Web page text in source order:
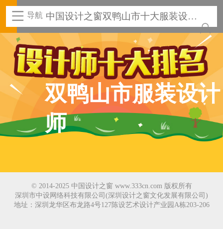
导航 中国设计之窗双鸭山市十大服装设计
师
双鸭山市服装设计
师
© 2014-2025 中国设计之窗 www.333cn.com 版权所有
深圳市中设网络科技有限公司(深圳设计之窗文化发展有限公司)
地址：深圳龙华区布龙路4号127陈设艺术设计产业园A栋203-206